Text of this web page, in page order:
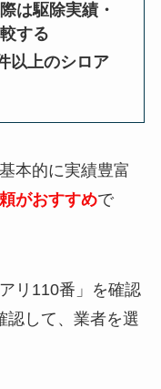
は駆除実績・
する
以上のシロア
本的に実績豊富
がおすすめで
リ110番」を確認
認して、業者を選